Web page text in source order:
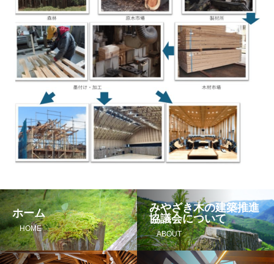
ホーム
HOME
みやざき木の建築推進
協議会について
ABOUT